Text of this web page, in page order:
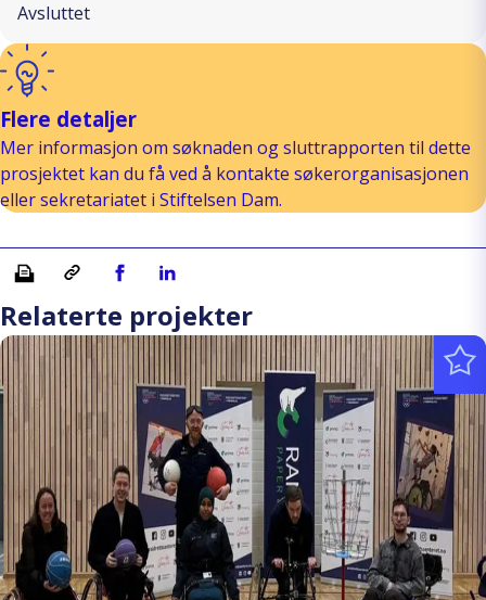
Avsluttet
Flere detaljer
Mer informasjon om søknaden og sluttrapporten til dette
prosjektet kan du få ved å kontakte søkerorganisasjonen
eller sekretariatet i Stiftelsen Dam.
Skriv ut Kopiera länkDel på Facebook
Del på Linkedin
Relaterte projekter